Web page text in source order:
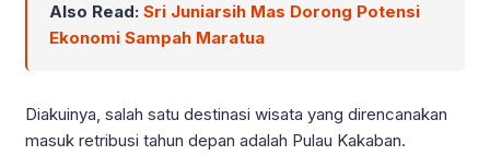
Also Read: Sri Juniarsih Mas Dorong Potensi
Ekonomi Sampah Maratua
Diakuinya, salah satu destinasi wisata yang direncanakan
masuk retribusi tahun depan adalah Pulau Kakaban.